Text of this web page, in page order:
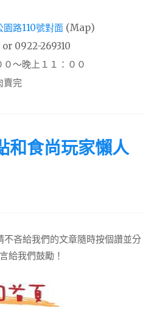
園路110號對面 (Map)
0922-269310
～晚上１１：００
賣完
和食尚玩家懶人
吝給我們的文章隨時按個讚並分
給我們鼓勵！